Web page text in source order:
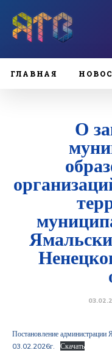
ГЛАВНАЯ
О
Постановление администрации
03.02.2026г.
Скачать